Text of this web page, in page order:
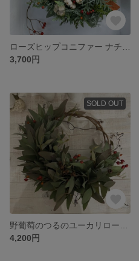
3,700円
SOLD OUT
4,200円